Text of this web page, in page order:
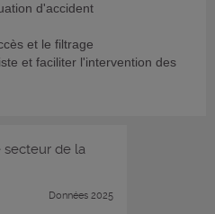
d'accident
et le filtrage
et faciliter l'intervention des
secteur de la
Données 2025